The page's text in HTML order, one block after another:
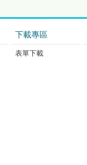
下載專區
表單下載